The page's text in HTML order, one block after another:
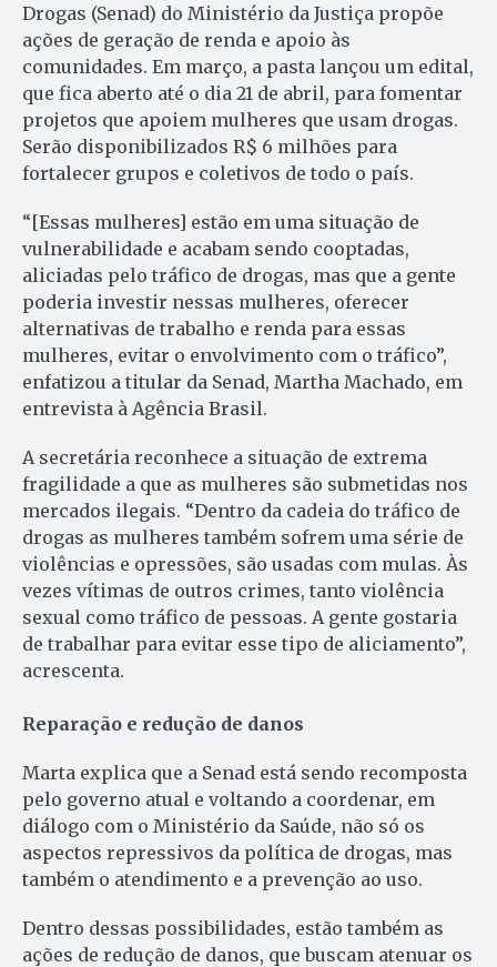
Drogas (Senad) do Ministério da Justiça propõe
ações de geração de renda e apoio às
comunidades. Em março, a pasta lançou um edital,
que fica aberto até o dia 21 de abril, para fomentar
projetos que apoiem mulheres que usam drogas.
Serão disponibilizados R$ 6 milhões para
fortalecer grupos e coletivos de todo o país.
“[Essas mulheres] estão em uma situação de
vulnerabilidade e acabam sendo cooptadas,
aliciadas pelo tráfico de drogas, mas que a gente
poderia investir nessas mulheres, oferecer
alternativas de trabalho e renda para essas
mulheres, evitar o envolvimento com o tráfico”,
enfatizou a titular da Senad, Martha Machado, em
entrevista à Agência Brasil.
A secretária reconhece a situação de extrema
fragilidade a que as mulheres são submetidas nos
mercados ilegais. “Dentro da cadeia do tráfico de
drogas as mulheres também sofrem uma série de
violências e opressões, são usadas com mulas. Às
vezes vítimas de outros crimes, tanto violência
sexual como tráfico de pessoas. A gente gostaria
de trabalhar para evitar esse tipo de aliciamento”,
acrescenta.
Reparação e redução de danos
Marta explica que a Senad está sendo recomposta
pelo governo atual e voltando a coordenar, em
diálogo com o Ministério da Saúde, não só os
aspectos repressivos da política de drogas, mas
também o atendimento e a prevenção ao uso.
Dentro dessas possibilidades, estão também as
ações de redução de danos, que buscam atenuar os